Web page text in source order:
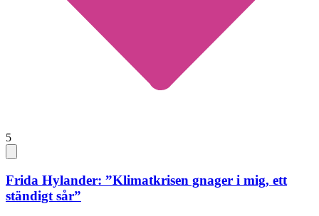
5
Frida Hylander: ”Klimatkrisen gnager i mig, ett
ständigt sår”